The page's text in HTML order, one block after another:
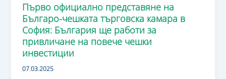
Първо официално представяне на
Българо-чешката търговска камара в
София: България ще работи за
привличане на повече чешки
инвестиции
07.03.2025